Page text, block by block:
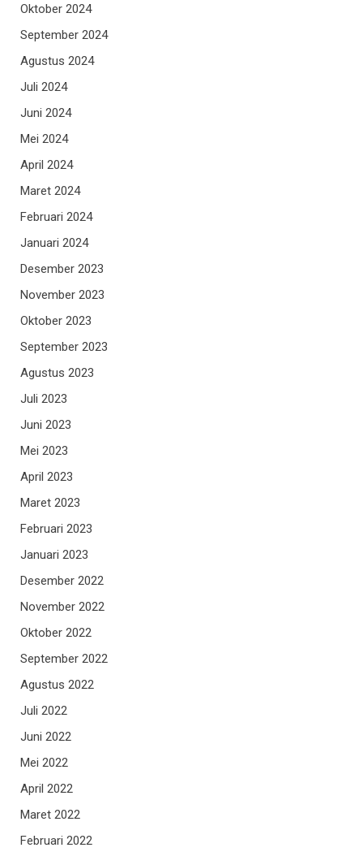
Oktober 2024
September 2024
Agustus 2024
Juli 2024
Juni 2024
Mei 2024
April 2024
Maret 2024
Februari 2024
Januari 2024
Desember 2023
November 2023
Oktober 2023
September 2023
Agustus 2023
Juli 2023
Juni 2023
Mei 2023
April 2023
Maret 2023
Februari 2023
Januari 2023
Desember 2022
November 2022
Oktober 2022
September 2022
Agustus 2022
Juli 2022
Juni 2022
Mei 2022
April 2022
Maret 2022
Februari 2022